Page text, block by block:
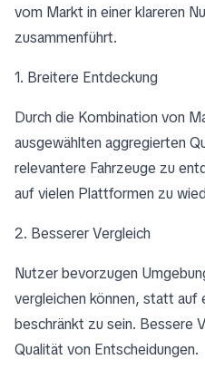
vom Markt in einer klareren
zusammenführt.
1. Breitere Entdeckung
Durch die Kombination von
ausgewählten aggregierten
relevantere Fahrzeuge zu
auf vielen Plattformen zu
2. Besserer Vergleich
Nutzer bevorzugen
vergleichen können, statt auf
beschränkt zu sein. Bessere
Qualität von Entscheidungen.